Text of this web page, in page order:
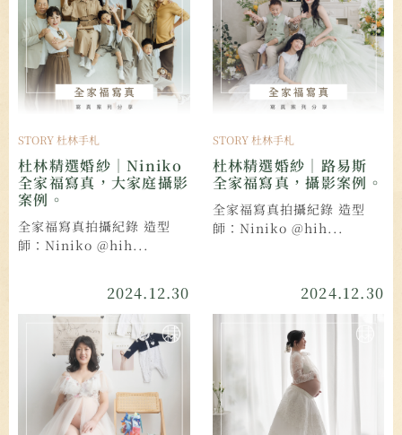
STORY 杜林手札
杜林精選婚紗｜Niniko
全家福寫真，大家庭攝影
案例。
全家福寫真拍攝紀錄 造型
師：Niniko @hih...
STORY 杜林手札
杜林精選婚紗｜路易斯
全家福寫真，攝影案例。
全家福寫真拍攝紀錄 造型
師：Niniko @hih...
2024.12.30 2024.12.30